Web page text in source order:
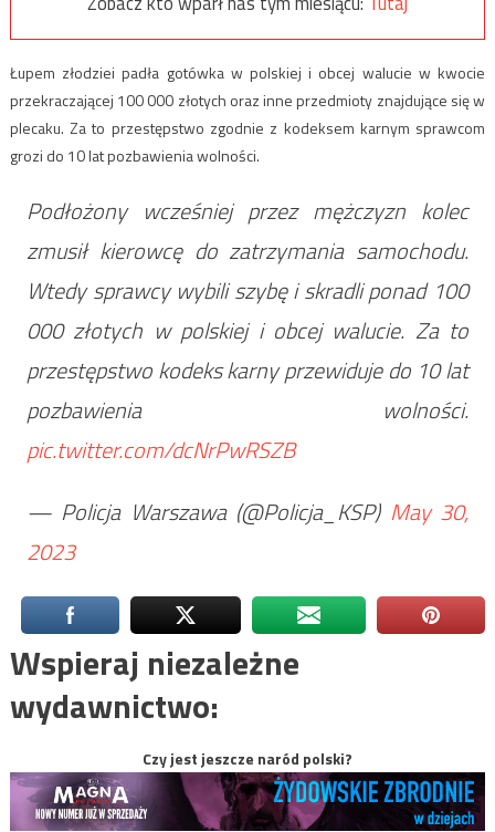
Łupem złodziei padła gotówka w polskiej i obcej walucie w kwocie
przekraczającej 100 000 złotych oraz inne przedmioty znajdujące się w
plecaku. Za to przestępstwo zgodnie z kodeksem karnym sprawcom
grozi do 10 lat pozbawienia wolności.
Podłożony wcześniej przez mężczyzn kolec
zmusił kierowcę do zatrzymania samochodu.
Wtedy sprawcy wybili szybę i skradli ponad 100
000 złotych w polskiej i obcej walucie. Za to
przestępstwo kodeks karny przewiduje do 10 lat
pozbawienia wolności.
pic.twitter.com/dcNrPwRSZB
— Policja Warszawa (@Policja_KSP) May 30,
2023
Wspieraj niezależne
wydawnictwo:
Czy jest jeszcze naród polski?